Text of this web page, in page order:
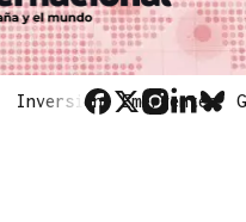
Inversión Emergentes